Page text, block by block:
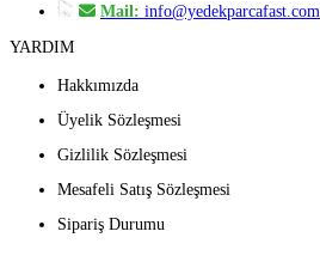
Mail: info@yedekparcafast.com
YARDIM
Hakkımızda
Üyelik Sözleşmesi
Gizlilik Sözleşmesi
Mesafeli Satış Sözleşmesi
Sipariş Durumu